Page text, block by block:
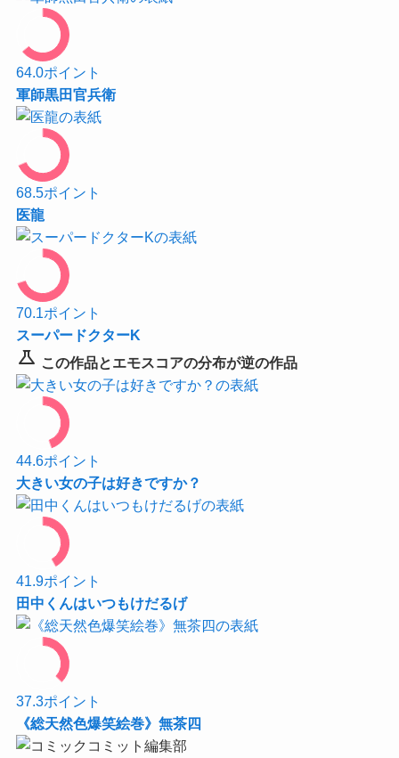
64.0ポイント
軍師黒田官兵衛
68.5ポイント
医龍
70.1 ポイント
スーパードクターK
science この作品とエモスコアの分布が逆の作品
44.6ポイント
大きい女の子は好きですか？
41.9ポイント
田中くんはいつもけだるげ
37.3ポイント
《総天然色爆笑絵巻》無茶四